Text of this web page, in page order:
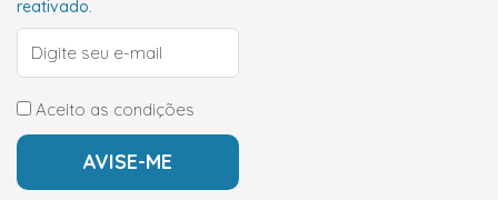
reativado.
Aceito as condições